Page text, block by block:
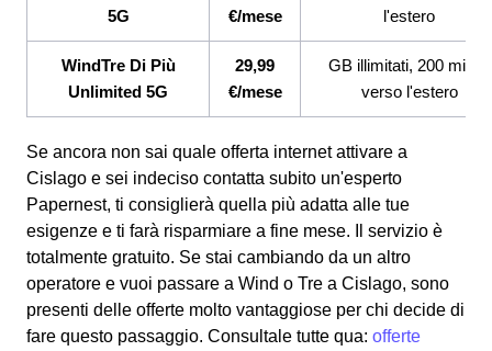
5G
€/mese
l'estero
WindTre Di Più
Unlimited 5G
29,99
€/mese
GB illimitati, 200 minuti
verso l'estero
Se ancora non sai quale offerta internet attivare a
Cislago e sei indeciso contatta subito un'esperto
Papernest, ti consiglierà quella più adatta alle tue
esigenze e ti farà risparmiare a fine mese. Il servizio è
totalmente gratuito. Se stai cambiando da un altro
operatore e vuoi passare a Wind o Tre a Cislago, sono
presenti delle offerte molto vantaggiose per chi decide di
fare questo passaggio. Consultale tutte qua: offerte